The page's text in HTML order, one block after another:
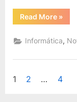
Read More“Veja
As
de
Mais
2022”
»
Informática,
Paginação
1 2 … 4